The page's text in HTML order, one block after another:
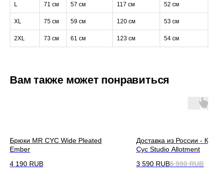
L 71 см 57 см 117 см 52 см
XL 75 см 59 см 120 см 53 см
2XL 73 см 61 см 123 см 54 см
Вам также может понравиться
Брюки MR CYC Wide Pleated
Ember
4 190 RUB
Доставка из России -
Cyc Studio Allotment
3 590 RUB5 990 RUB